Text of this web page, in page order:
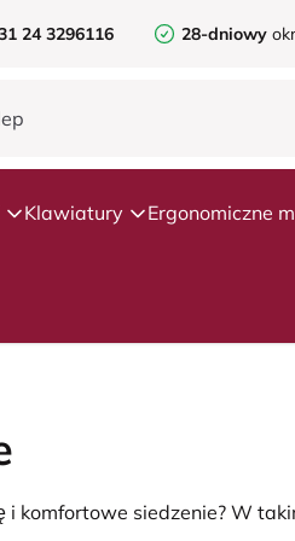
24 3296116 28-dniowy
Klawiatury Ergonomiczne
komfortowe siedzenie? W